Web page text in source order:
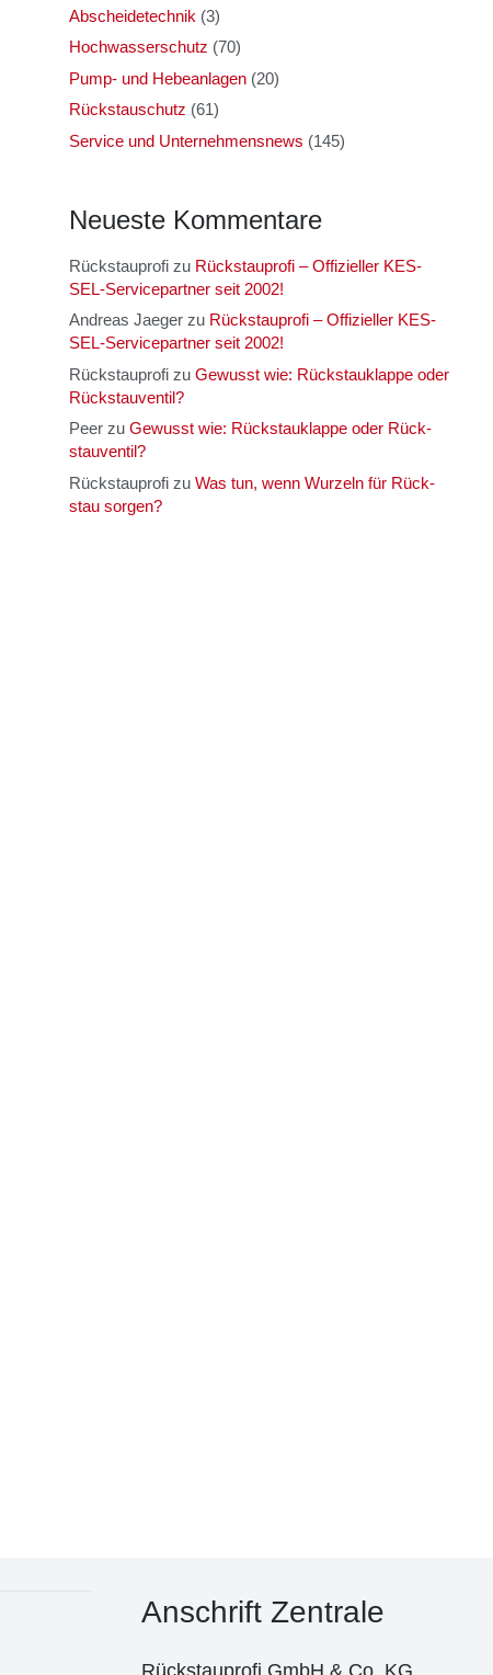
Abscheidetechnik (3)
Hochwasserschutz (70)
Pump- und Hebeanlagen (20)
Rückstauschutz (61)
Service und Unternehmensnews (145)
Neu­es­te Kom­men­ta­re
Rückstauprofi zu Rück­stau­pro­fi – Offi­zi­el­ler KES­
SEL-Ser­vice­part­ner seit 2002!
Andreas Jaeger zu Rück­stau­pro­fi – Offi­zi­el­ler KES­
SEL-Ser­vice­part­ner seit 2002!
Rückstauprofi zuGewusst wie: Rück­stau­klap­pe oder
Rück­stau­ven­til?
Peer zuGewusst wie: Rück­stau­klap­pe oder Rück­
stau­ven­til?
Rückstauprofi zuWas tun, wenn Wur­zeln für Rück­
stau sor­gen?
Anschrift Zen­tra­le